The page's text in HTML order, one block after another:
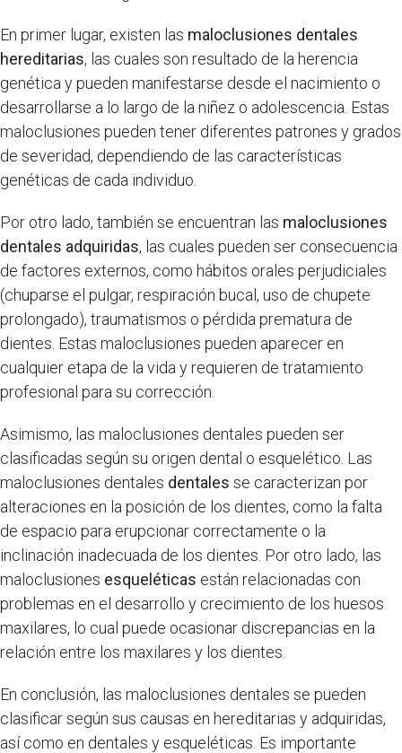
En primer lugar, existen las maloclusiones dentales
hereditarias, las cuales son resultado de la herencia
genética y pueden manifestarse desde el nacimiento o
desarrollarse a lo largo de la niñez o adolescencia. Estas
maloclusiones pueden tener diferentes patrones y grados
de severidad, dependiendo de las características
genéticas de cada individuo.
Por otro lado, también se encuentran las maloclusiones
dentales adquiridas, las cuales pueden ser consecuencia
de factores externos, como hábitos orales perjudiciales
(chuparse el pulgar, respiración bucal, uso de chupete
prolongado), traumatismos o pérdida prematura de
dientes. Estas maloclusiones pueden aparecer en
cualquier etapa de la vida y requieren de tratamiento
profesional para su corrección.
Asimismo, las maloclusiones dentales pueden ser
clasificadas según su origen dental o esquelético. Las
maloclusiones dentales dentales se caracterizan por
alteraciones en la posición de los dientes, como la falta
de espacio para erupcionar correctamente o la
inclinación inadecuada de los dientes. Por otro lado, las
maloclusiones esqueléticas están relacionadas con
problemas en el desarrollo y crecimiento de los huesos
maxilares, lo cual puede ocasionar discrepancias en la
relación entre los maxilares y los dientes.
En conclusión, las maloclusiones dentales se pueden
clasificar según sus causas en hereditarias y adquiridas,
así como en dentales y esqueléticas. Es importante